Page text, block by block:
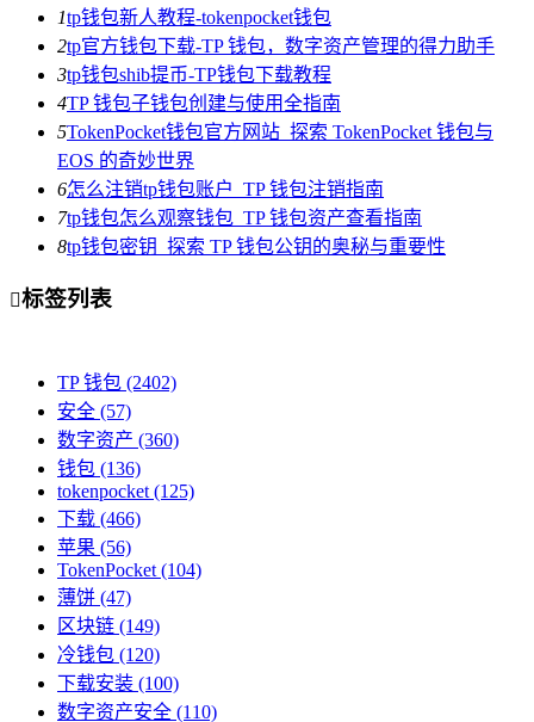
1tp钱包新人教程-tokenpocket钱包
2tp官方钱包下载-TP 钱包，数字资产管理的得力助手
3tp钱包shib提币-TP钱包下载教程
4TP 钱包子钱包创建与使用全指南
5TokenPocket钱包官方网站_探索 TokenPocket 钱包与
EOS 的奇妙世界
6怎么注销tp钱包账户_TP 钱包注销指南
7tp钱包怎么观察钱包_TP 钱包资产查看指南
8tp钱包密钥_探索 TP 钱包公钥的奥秘与重要性
标签列表
TP 钱包 (2402)
安全 (57)
数字资产 (360)
钱包 (136)
tokenpocket (125)
下载 (466)
苹果 (56)
TokenPocket (104)
薄饼 (47)
区块链 (149)
冷钱包 (120)
下载安装 (100)
数字资产安全 (110)